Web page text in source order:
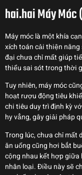
hai.hai Máy
Máy móc là một khía
xích toán cải thiện
đại chưa chỉ mất giúp
thiểu sai sót trong thời
Tuy nhiên, máy móc
hoạt rượu động tiêu
chi tiêu duy trì định kỳ
hy vẳng, gây giải pháp
Trong lúc, chưa chỉ mất
ăn uống cũng hơi bắt
cộng nhau kết hợp
nhân loại. Điều này sẽ